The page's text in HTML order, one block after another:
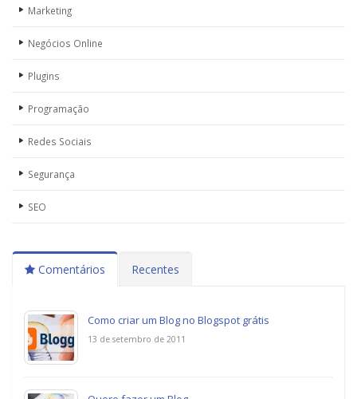
Marketing
Negócios Online
Plugins
Programação
Redes Sociais
Segurança
SEO
Comentários Recentes
Como criar um Blog no Blogspot grátis
13 de setembro de 2011